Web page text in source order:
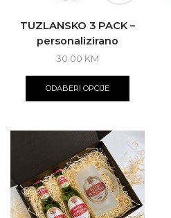
TUZLANSKO 3 PACK –
personalizirano
30.00 KM
ODABERI OPCIJE